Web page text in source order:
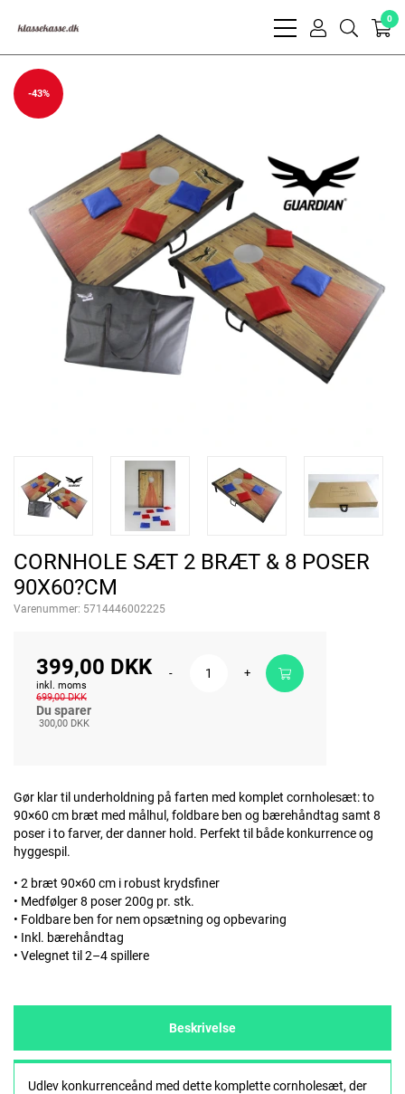
bars
user
search
0
-43%
CORNHOLE SÆT 2 BRÆT & 8 POSER
90X60?CM
Varenummer: 5714446002225
399,00 DKK
inkl. moms
699,00 DKK
Du sparer
300,00 DKK
- +
Gør klar til underholdning på farten med komplet cornholesæt: to
90×60 cm bræt med målhul, foldbare ben og bærehåndtag samt 8
poser i to farver, der danner hold. Perfekt til både konkurrence og
hyggespil.
• 2 bræt 90×60 cm i robust krydsfiner
• Medfølger 8 poser 200g pr. stk.
• Foldbare ben for nem opsætning og opbevaring
• Inkl. bærehåndtag
• Velegnet til 2–4 spillere
Beskrivelse
Udlev konkurrenceånd med dette komplette cornholesæt, der